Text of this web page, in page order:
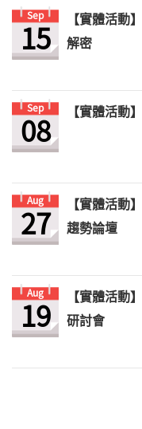
Sep
15
【實體活動
解密
Sep
08 【實體活動
Aug
27
【實體活動
趨勢論壇
Aug
19
【實體活動
研討會